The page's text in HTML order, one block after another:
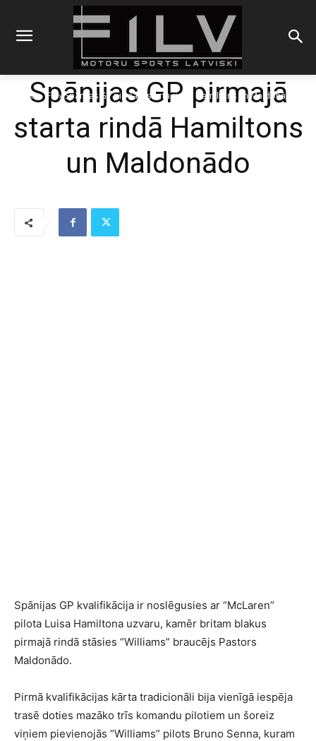
Sākums F1 Spānijas GP pirmajā starta rindā Hamiltons un Maldonādo
Spānijas GP pirmajā
starta rindā Hamiltons
un Maldonādo
Spānijas GP kvalifikācija ir noslēgusies ar “McLaren”
pilota Luisa Hamiltona uzvaru, kamēr britam blakus
pirmajā rindā stāsies “Williams” braucējs Pastors
Maldonādo.
Pirmā kvalifikācijas kārta tradicionāli bija vienīgā iespēja
trasē doties mazāko trīs komandu pilotiem un šoreiz
viņiem pievienojās “Williams” pilots Bruno Senna, kuram